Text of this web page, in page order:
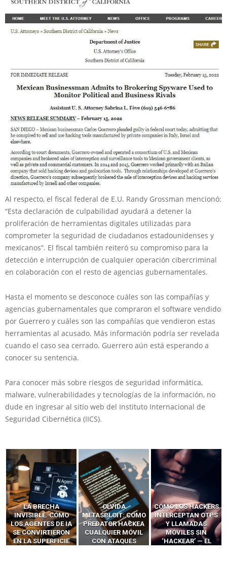
Al respecto, el fiscal federal de E.U. Randy Grossman mencionó:
“Esta declaración de culpabilidad ayudará a detener la
proliferación de herramientas digitales utilizadas para
comprometer la seguridad de ciudadanos estadounidenses y
mexicanos”. El fiscal también reiteró su compromiso para la
detección e interrupción de cualquier operación cibercriminal
en colaboración con el resto de agencias gubernamentales.
Hasta el momento se desconoce cuáles son las compañías y
agencias gubernamentales que compraron el software vendido
por Guerrero y cuáles son las compañías que vendieron estas
herramientas al acusado. Más información podría ser revelada
cuando el caso sea cerrado. Guerrero aún está esperando a
conocer su sentencia.
Para conocer más sobre riesgos de seguridad informática,
malware, vulnerabilidades y tecnologías de la información, no
dude en ingresar al sitio web del Instituto Internacional de
Seguridad Cibernética (IICS).
LA BRECHA
INVISIBLE: CÓMO
LOS AGENTES DE IA
SE CONVIRTIERON
EN LA SUPERFICIE
OLVIDA
METASPLOIT: CÓMO
PREDATOR HACKEA
CUALQUIER MÓVIL
CON ATAQUES
CÓMO LOS HACKERS
INTERCEPTAN OTPS
Y LLAMADAS
MÓVILES SIN
‘HACKEAR’ — EL